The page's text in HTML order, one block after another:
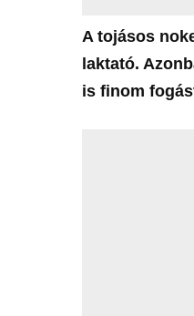
A tojásos
laktató.
is finom